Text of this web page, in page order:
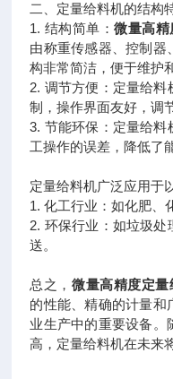
二、定量给料机的结构
1. 结构简单：微量高
由称重传感器、控制器
构非常简洁，便于维护
2. 调节方便：定量给料
制，操作界面友好，调
3. 节能环保：定量给料
工操作的误差，降低了
定量给料机广泛应用于
1.化工行业：如化肥、
2. 环保行业：如垃圾处
送。
总之，微量高精度定
的性能、精确的计量和
业生产中的重要设备。
高，定量给料机在未来